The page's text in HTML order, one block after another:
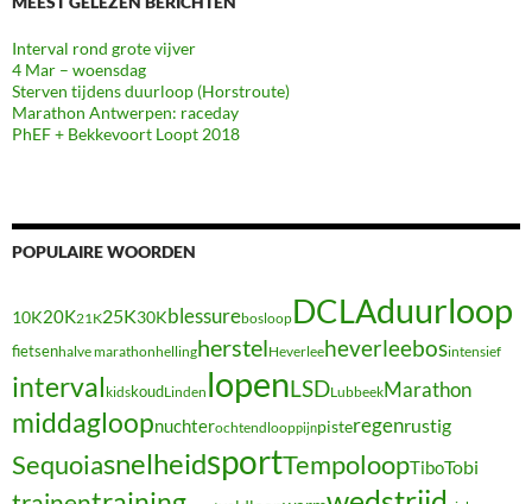
Interval rond grote vijver
4 Mar – woensdag
Sterven tijdens duurloop (Horstroute)
Marathon Antwerpen: raceday
PhEF + Bekkevoort Loopt 2018
POPULAIRE WOORDEN
10K20K21K25K30KblessurebosloopDCLAduurloop
fietsenhalve marathonhellingherstelHeverleeheverleebosintensief
interval kidskoudLinden lopenLSDLubbeekMarathon
middagloopnuchterochtendlooppijnpisteregenrustig
SequoiasnelheidsportTempoloopTiboTobi